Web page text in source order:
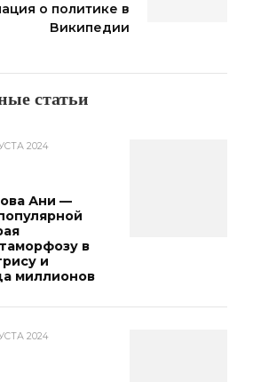
о политике в
Википедии
статьи
2024
Ани —
в
и
миллионов
2024